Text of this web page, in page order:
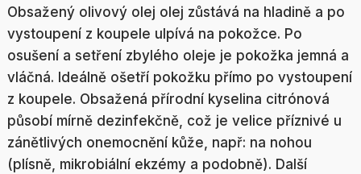
Obsažený olivový olej olej zůstává na hladině a po
vystoupení z koupele ulpívá na pokožce. Po
osušení a setření zbylého oleje je pokožka jemná a
vláčná. Ideálně ošetří pokožku přímo po vystoupení
z koupele. Obsažená přírodní kyselina citrónová
působí mírně dezinfekčně, což je velice příznivé u
zánětlivých onemocnění kůže, např: na nohou
(plísně, mikrobiální ekzémy a podobně). Další